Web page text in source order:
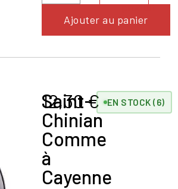
Ajouter au panier
produit
Saint-
Chinian
Comme
à
Cayenne
12,30€ EN STOCK (6)